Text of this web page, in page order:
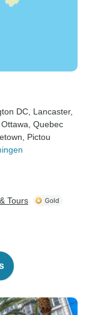
DC , Lancaster,
, Ottawa , Quebec
, Pictou
Tours